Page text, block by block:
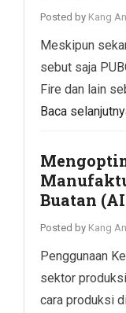
Posted by Kang
Meskipun
sebut saja
Fire dan lain
Baca
Buatan
Posted by Kang
Penggunaan
sektor
cara produksi